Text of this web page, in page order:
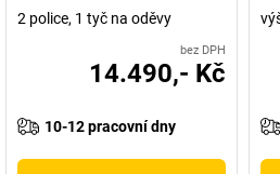
2 police, 1 tyč na oděvy
bez DPH
14.490,- Kč
10-12 pracovní dny